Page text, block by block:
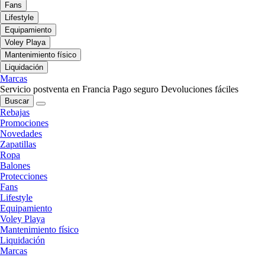
Fans
Lifestyle
Equipamiento
Voley Playa
Mantenimiento físico
Liquidación
Marcas
Servicio postventa en Francia Pago seguro Devoluciones fáciles
Buscar
Rebajas
Promociones
Novedades
Zapatillas
Ropa
Balones
Protecciones
Fans
Lifestyle
Equipamiento
Voley Playa
Mantenimiento físico
Liquidación
Marcas